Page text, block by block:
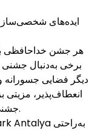
ایده‌های
هر جشن خداحافظی
برخی به‌دنبال
دیگر فضایی جسورانه
انعطاف‌پذیر، مزیتی
جشنی را برنامه‌ریزی می‌کنند.